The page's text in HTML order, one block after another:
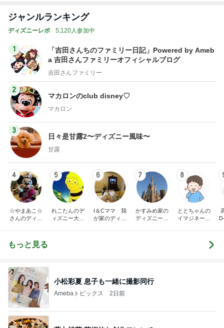
ジャンルランキング
ディズニーレポ 5,120人参加中
1
「吉田さんちのファミリー日記」Powered by Ameb
a 吉田さんファミリーオフィシャルブログ
吉田さんファミリー
2
マカロンのclub disney♡
マカロン
3
日々是甘露2〜ディズニー風味〜
甘露
4
☆やまあこ☆
さんのディズ
5
れこたんのデ
ィズニー大好
6
I＆Cママ 我
が家のディズ
7
かすみめ家の
ディズニー大
8
ととちゃんの
イマジネーシ
もっと見る
小松彩夏 息子も一緒に撮影同行
Amebaトピックス 2日前